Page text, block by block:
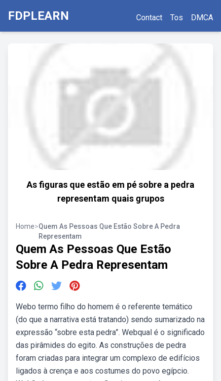
FDPLEARN Contact Tos DMCA
As figuras que estão em pé sobre a pedra
representam quais grupos
Home>Quem As Pessoas Que Estão Sobre A Pedra
Representam
Quem As Pessoas Que Estão
Sobre A Pedra Representam
Webo termo filho do homem é o referente temático
(do que a narrativa está tratando) sendo sumarizado na
expressão “sobre esta pedra”. Webqual é o significado
das pirâmides do egito. As construções de pedra
foram criadas para integrar um complexo de edifícios
ligados à crença e aos costumes do povo egípcio.